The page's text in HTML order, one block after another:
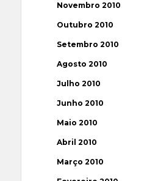
Novembro 2010
Outubro 2010
Setembro 2010
Agosto 2010
Julho 2010
Junho 2010
Maio 2010
Abril 2010
Março 2010